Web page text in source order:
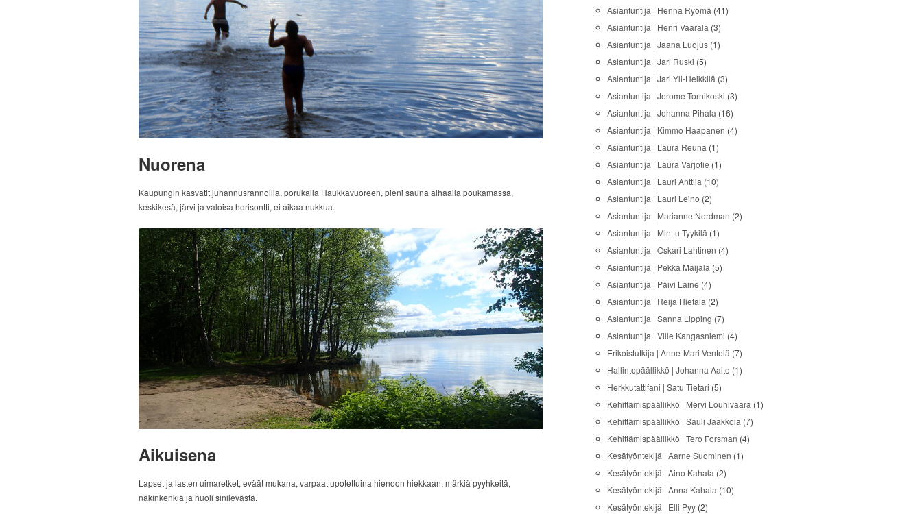
Nuorena
Kaupungin kasvatit juhannusrannoilla, porukalla Haukkavuoreen, pieni sauna alhaalla poukamassa,
keskikesä, järvi ja valoisa horisontti, ei aikaa nukkua.
Aikuisena
Lapset ja lasten uimaretket, eväät mukana, varpaat upotettuina hienoon hiekkaan, märkiä pyyhkeitä,
näkinkenkiä ja huoli sinilevästä.
Asiantuntija | Henna Ryömä (41)
Asiantuntija | Henri Vaarala (3)
Asiantuntija | Jaana Luojus (1)
Asiantuntija | Jari Ruski (5)
Asiantuntija | Jari Yli-Heikkilä (3)
Asiantuntija | Jerome Tornikoski (3)
Asiantuntija | Johanna Pihala (16)
Asiantuntija | Kimmo Haapanen (4)
Asiantuntija | Laura Reuna (1)
Asiantuntija | Laura Varjotie (1)
Asiantuntija | Lauri Anttila (10)
Asiantuntija | Lauri Leino (2)
Asiantuntija | Marianne Nordman (2)
Asiantuntija | Minttu Tyykilä (1)
Asiantuntija | Oskari Lahtinen (4)
Asiantuntija | Pekka Maijala (5)
Asiantuntija | Päivi Laine (4)
Asiantuntija | Reija Hietala (2)
Asiantuntija | Sanna Lipping (7)
Asiantuntija | Ville Kangasniemi (4)
Erikoistutkija | Anne-Mari Ventelä (7)
Hallintopäällikkö | Johanna Aalto (1)
Herkkutattifani | Satu Tietari (5)
Kehittämispäällikkö | Mervi Louhivaara (1)
Kehittämispäällikkö | Sauli Jaakkola (7)
Kehittämispäällikkö | Tero Forsman (4)
Kesätyöntekijä | Aarne Suominen (1)
Kesätyöntekijä | Aino Kahala (2)
Kesätyöntekijä | Anna Kahala (10)
Kesätyöntekijä | Elli Pyy (2)